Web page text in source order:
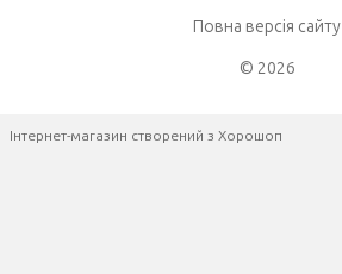
Повна версія сайту
© 2026
Інтернет-магазин створений з Хорошоп